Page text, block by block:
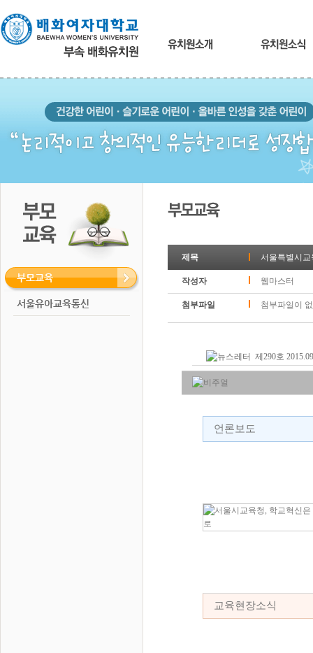
문
내
용
부모교육
서울유아교육통신
제목 서울특별시
작성자 웹마스터
첨부파일 첨부파일이
제290호 2015.09
언론보도
교육현장소식